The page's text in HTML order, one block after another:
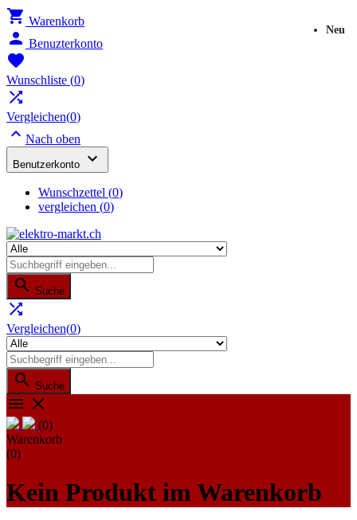
 Warenkorb
 Benuzterkonto

Wunschliste (0)

Vergleichen(0)
 Nach oben
Benutzerkonto 
Wunschzettel (0)
vergleichen (0)
 Suche

Vergleichen(0)
 Suche
 
(0)
Warenkorb
(0)
Kein Produkt im Warenkorb
Neu